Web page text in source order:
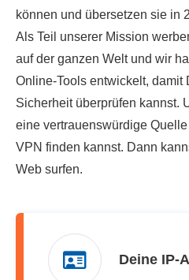
Deine IP-
können und übersetzen sie in
Als Teil unserer Mission
auf der ganzen Welt und wir
Online-Tools entwickelt, damit
Sicherheit überprüfen kannst.
eine vertrauenswürdige
VPN finden kannst. Dann
Web surfen.